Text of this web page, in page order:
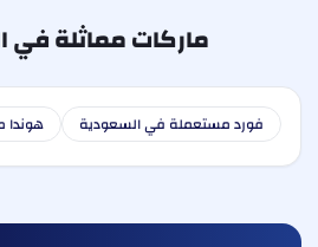
ماركات مماثلة في
فورد مستعملة في السعودية